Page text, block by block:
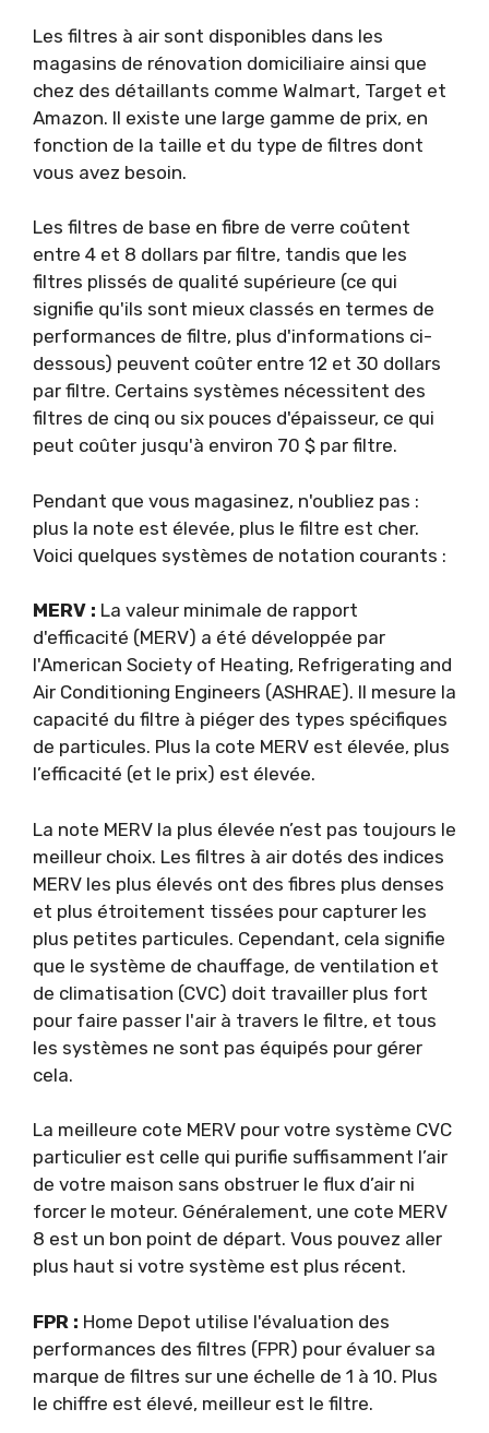
Les filtres à air sont disponibles dans les
magasins de rénovation domiciliaire ainsi que
chez des détaillants comme Walmart, Target et
Amazon. Il existe une large gamme de prix, en
fonction de la taille et du type de filtres dont
vous avez besoin.
Les filtres de base en fibre de verre coûtent
entre 4 et 8 dollars par filtre, tandis que les
filtres plissés de qualité supérieure (ce qui
signifie qu'ils sont mieux classés en termes de
performances de filtre, plus d'informations ci-
dessous) peuvent coûter entre 12 et 30 dollars
par filtre. Certains systèmes nécessitent des
filtres de cinq ou six pouces d'épaisseur, ce qui
peut coûter jusqu'à environ 70 $ par filtre.
Pendant que vous magasinez, n'oubliez pas :
plus la note est élevée, plus le filtre est cher.
Voici quelques systèmes de notation courants :
MERV : La valeur minimale de rapport
d'efficacité (MERV) a été développée par
l'American Society of Heating, Refrigerating and
Air Conditioning Engineers (ASHRAE). Il mesure la
capacité du filtre à piéger des types spécifiques
de particules. Plus la cote MERV est élevée, plus
l’efficacité (et le prix) est élevée.
La note MERV la plus élevée n’est pas toujours le
meilleur choix. Les filtres à air dotés des indices
MERV les plus élevés ont des fibres plus denses
et plus étroitement tissées pour capturer les
plus petites particules. Cependant, cela signifie
que le système de chauffage, de ventilation et
de climatisation (CVC) doit travailler plus fort
pour faire passer l'air à travers le filtre, et tous
les systèmes ne sont pas équipés pour gérer
cela.
La meilleure cote MERV pour votre système CVC
particulier est celle qui purifie suffisamment l’air
de votre maison sans obstruer le flux d’air ni
forcer le moteur. Généralement, une cote MERV
8 est un bon point de départ. Vous pouvez aller
plus haut si votre système est plus récent.
FPR : Home Depot utilise l'évaluation des
performances des filtres (FPR) pour évaluer sa
marque de filtres sur une échelle de 1 à 10. Plus
le chiffre est élevé, meilleur est le filtre.